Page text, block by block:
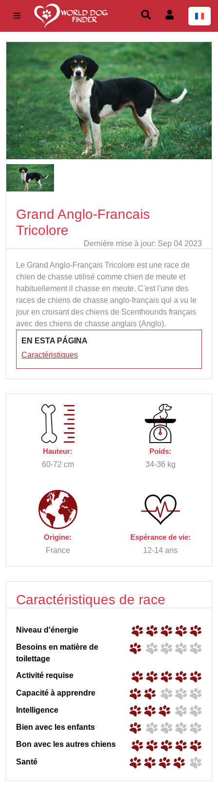
Grand Anglo-Francais
Tricolore
Dernière mise à jour: Sep 04 2023
Le Grand Anglo-Français Tricolore est une race de
chien de chasse utilisé comme chien de meute et
habituellement il chasse en meute. C'est l'une des
races de chiens de chasse anglo-français qui a vu le
jour en croisant des chiens de Scenthounds français
avec des chiens de chasse anglais (Anglo).
EN ESTA PÁGINA
Caractéristiques
Hauteur:
60-72 cm
Poids:
34-36 kg
Origine:
France
Espérance de vie:
12-14 ans
Caractéristiques de race
Niveau d'énergie
Besoins en matière de
toilettage
Activité requise
Capacité à apprendre
Intelligence
Bien avec les enfants
Bon avec les autres chiens
Santé